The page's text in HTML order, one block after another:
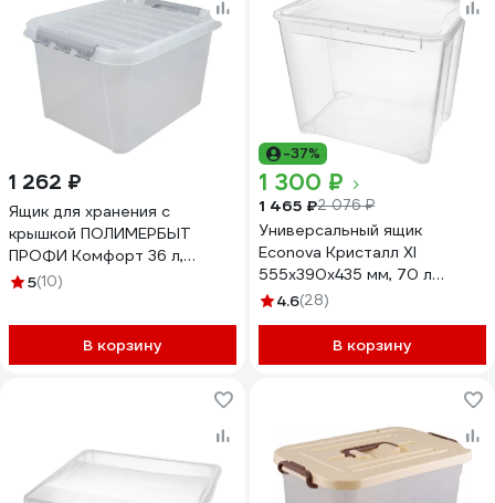
1 262 ₽
Ящик для хранения с
крышкой ПОЛИМЕРБЫТ
ПРОФИ Комфорт 36 л,
прозрачный 63200795
5(10)
В корзину
-37%
1 300 ₽
1 465 ₽2 076 ₽
Универсальный ящик
Econova Кристалл Xl
555х390х435 мм, 70 л
бесцветный 433204601
4.6(28)
В корзину